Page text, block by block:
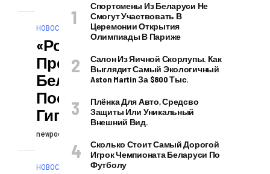
НОВОСТИ
«Росатом»
Предложил
Беларуси
Построить
Гигафабрику
newpodcast
НОВОСТИ
Спортсмены Из Беларуси Не
Смогут Участвовать В
Церемонии Открытия
Олимпиады В Париже
Салон Из Яичной Скорлупы. Как
Выглядит Самый Экологичный
Aston Martin За $800 Тыс.
Плёнка Для Авто, Средсво
Защиты Или Уникальный
Внешний Вид.
Сколько Стоит Самый Дорогой
Игрок Чемпионата Беларуси По
Футболу